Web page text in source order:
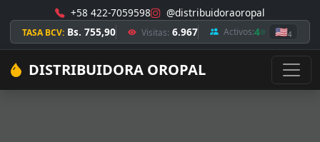
+58 422-7059598 @distribuidoraoropal
TASA BCV: Bs. 755,90 Visitas: 6.967 Activos:4 🇺🇸4
DISTRIBUIDORA OROPAL